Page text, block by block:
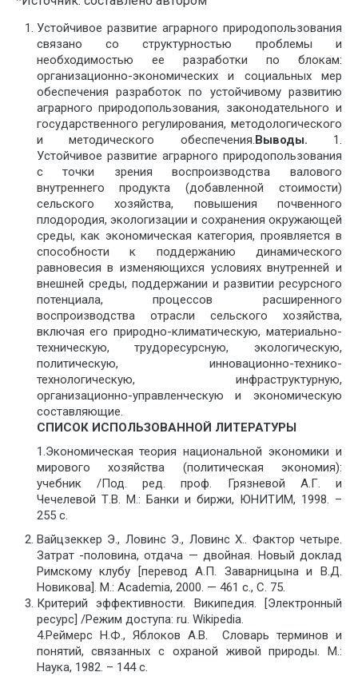
Устойчивое развитие аграрного природопользования
связано со структурностью проблемы и
необходимостью ее разработки по блокам:
организационно-экономических и социальных мер
обеспечения разработок по устойчивому развитию
аграрного природопользования, законодательного и
государственного регулирования, методологического
и методического обеспечения. Выводы. 1.
Устойчивое развитие аграрного природопользования
с точки зрения воспроизводства валового
внутреннего продукта (добавленной стоимости)
сельского хозяйства, повышения почвенного
плодородия, экологизации и сохранения окружающей
среды, как экономическая категория, проявляется в
способности к поддержанию динамического
равновесия в изменяющихся условиях внутренней и
внешней среды, поддержании и развитии ресурсного
потенциала, процессов расширенного
воспроизводства отрасли сельского хозяйства,
включая его природно-климатическую, материально-
техническую, трудоресурсную, экологическую,
политическую, инновационно-технико-
технологическую, инфраструктурную,
организационно-управленческую и экономическую
составляющие.
СПИСОК ИСПОЛЬЗОВАННОЙ ЛИТЕРАТУРЫ
1.Экономическая теория национальной экономики и
мирового хозяйства (политическая экономия):
учебник /Под. ред. проф. Грязневой А.Г. и
Чечелевой Т.В. М.: Банки и биржи, ЮНИТИМ, 1998. –
255 с.
Вайцзеккер Э., Ловинс Э., Ловинс X.. Фактор четыре.
Затрат -половина, отдача — двойная. Новый доклад
Римскому клубу [перевод А.П. Заварницына и В.Д.
Новикова]. М.: Academia, 2000. — 461 с., С. 75.
Критерий эффективности. Википедия. [Электронный
ресурс] /Режим доступа: ru. Wikipedia.
4.Реймерс Н.Ф., Яблоков А.В. Словарь терминов и
понятий, связанных с охраной живой природы. М.:
Наука, 1982. – 144 с.